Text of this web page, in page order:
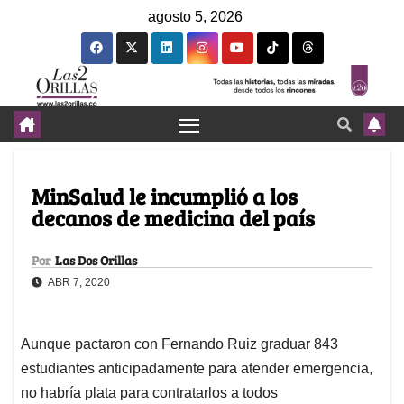
agosto 5, 2026
MinSalud le incumplió a los
decanos de medicina del país
Por Las Dos Orillas
ABR 7, 2020
Aunque pactaron con Fernando Ruiz graduar 843
estudiantes anticipadamente para atender emergencia,
no habría plata para contratarlos a todos